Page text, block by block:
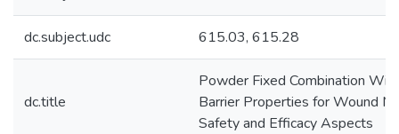
dc.subject.udc 615.03, 615.28
dc.title
Powder Fixed Combination
Barrier Properties for Wound
Safety and Efficacy Aspects